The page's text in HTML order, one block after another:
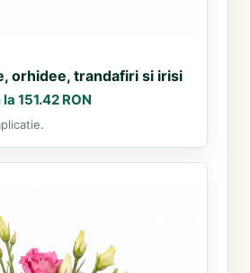
orhidee, trandafiri si irisi
151.42 RON